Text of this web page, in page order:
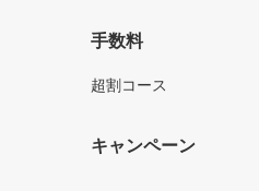
手数料
超割コース
キャンペーン